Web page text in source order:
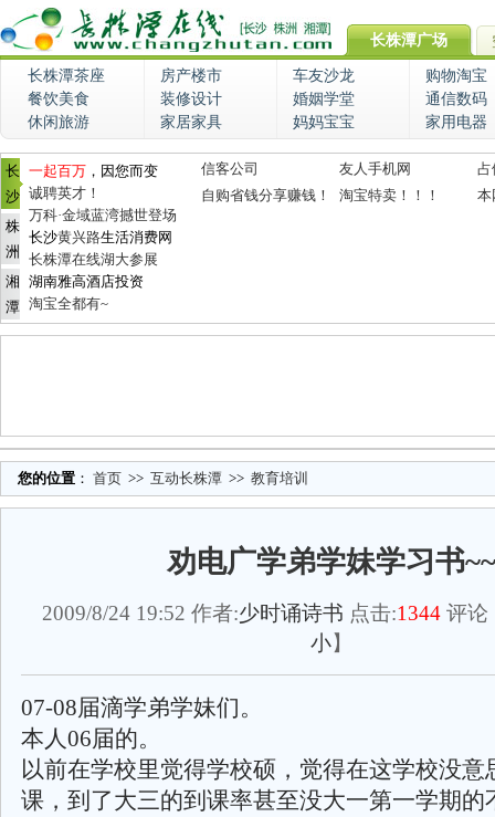
长株潭广场
长株潭茶座 房产楼市 车友沙龙
购物淘宝
餐饮美食
装修设计 婚姻学堂
通信数码
休闲旅游
家居家具 妈妈宝宝 家用电器
长
沙
株
洲
湘
潭
一起百万 ，因您而变
诚聘英才！
万科·金域蓝湾撼世登场
长沙黄兴路生活消费网
长株潭在线湖大参展
湖南雅高酒店投资
淘宝全都有~
信客公司 友人手机网
占
自购省钱分享赚钱！
淘宝特卖！！！ 本
您的位置 ： 首页 >> 互动长株潭 >> 教育培训
劝电广学弟学妹学习书~~
2009/8/24 19:52 作者:少时诵诗书 点击:1344 评论
小】
07-08届滴学弟学妹们。
本人06届的。
以前在学校里觉得学校硕，觉得在这学校没意
课，到了大三的到课率甚至没大一第一学期的